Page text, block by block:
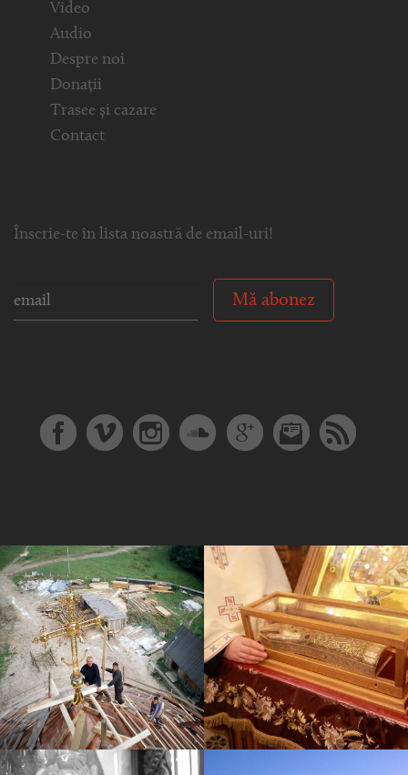
Video
Audio
Despre noi
Donații
Trasee și cazare
Contact
Înscrie-te în lista noastră de email-uri!
Mă abonez